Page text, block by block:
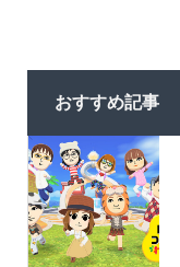
おすすめ記事